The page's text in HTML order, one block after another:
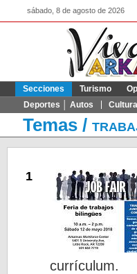
sábado, 8 de agosto de 2026
Secciones
Deportes │ Autos
Turismo
Temas /
1
currículum.